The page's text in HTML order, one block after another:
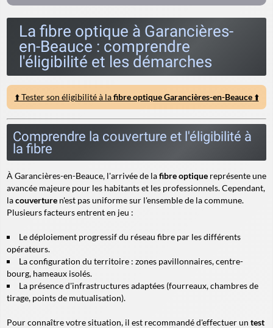
La fibre optique à Garancières-
en-Beauce : comprendre
l'éligibilité et les démarches
⬆️ Tester son éligibilité à lafibre optique Garancières-en-Beauce⬆️
Comprendre la couverture et l'éligibilité à
la fibre
À Garancières-en-Beauce, l'arrivée de lafibre optique représente une
avancée majeure pour les habitants et les professionnels. Cependant,
lacouverture n'est pas uniforme sur l'ensemble de la commune.
Plusieurs facteurs entrent en jeu :
Le déploiement progressif du réseau fibre par les différents
opérateurs.
La configuration du territoire : zones pavillonnaires, centre-
bourg, hameaux isolés.
La présence d'infrastructures adaptées (fourreaux, chambres de
tirage, points de mutualisation).
Pour connaître votre situation, il est recommandé d'effectuer un test